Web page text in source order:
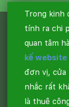
Trong kinh
tính ra chi
quan tâm
kế website
đơn vị, cửa
nhắc rất
là thuê